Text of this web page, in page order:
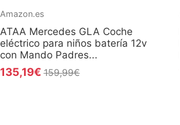
Amazon.es
ATAA Mercedes GLA Coche
eléctrico para niños batería 12v
con Mando Padres...
135,19€ 159,99€